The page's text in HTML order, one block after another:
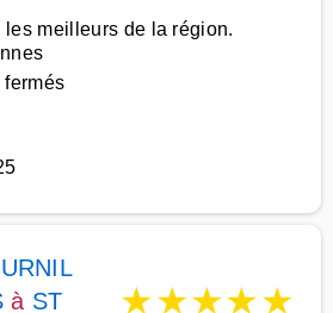
les meilleurs de la région.
à ST
★★★★★